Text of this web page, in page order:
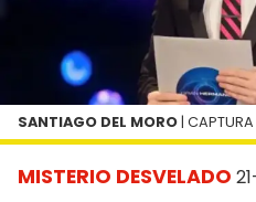
MISTERIO DESVELADO
SANTIAGO DEL MORO | CAPTURA